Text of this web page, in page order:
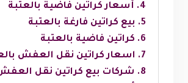
أسعار كراتين فاضية بالعتبة
بيع كراتين فارغة بالعتبة
كراتين فاضية بالعتبة
اسعار كراتين نقل العفش
شركات بيع كراتين نقل العفش